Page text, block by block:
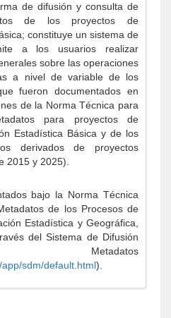
de difusión y consulta de
de los proyectos de
constituye un sistema de
a los usuarios realizar
sobre las operaciones
a nivel de variable de los
fueron documentados en
de la Norma Técnica para
para proyectos de
Estadística Básica y de los
derivados de proyectos
2015 y 2025).
bajo la Norma Técnica
de los Procesos de
Estadística y Geográfica,
del Sistema de Difusión
sdm/default.html).